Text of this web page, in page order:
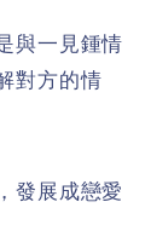
與一見鍾情
對方的情
發展成戀愛